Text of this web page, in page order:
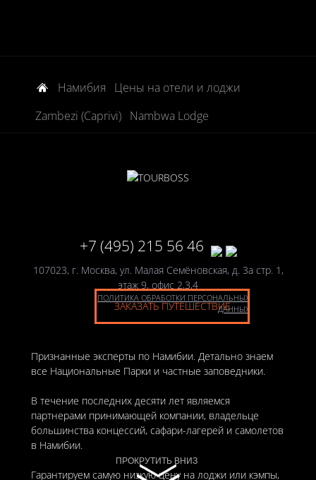
ПРОКРУТИТЬ ВНИЗ
ПРОКРУТИТЬ ВНИЗ
Намибия
Цены на отели и лоджи
Zambezi (Caprivi)
Nambwa Lodge
+7 (495) 215 56 46
107023, г. Москва, ул. Малая Семёновская, д. 3а стр. 1,
этаж 9, офис 2,3,4
ПОЛИТИКА ОБРАБОТКИ ПЕРСОНАЛЬНЫХ
ДАННЫХ
ЗАКАЗАТЬ ПУТЕШЕСТВИЕ
Признанные эксперты по Намибии. Детально знаем
все Национальные Парки и частные заповедники.
В течение последних десяти лет являемся
партнерами принимающей компании, владельце
большинства концессий, сафари-лагерей и самолетов
в Намибии.
Гарантируем самую низкую цену на лоджи или кэмпы,